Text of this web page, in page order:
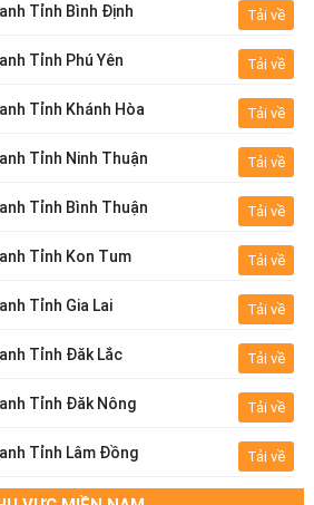
Tỉnh Bình Định Tải về
Tỉnh Phú Yên Tải về
Tỉnh Khánh Hòa Tải về
Tỉnh Ninh Thuận Tải về
Tỉnh Bình Thuận Tải về
Tỉnh Kon Tum Tải về
Tỉnh Gia Lai Tải về
Tỉnh Đăk Lắc Tải về
Tỉnh Đăk Nông Tải về
Tỉnh Lâm Đồng Tải về